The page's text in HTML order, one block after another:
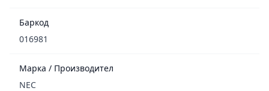
Баркод
016981
Марка / Производител
NEC